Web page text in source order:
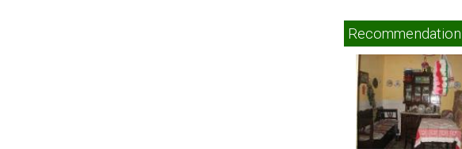
Recommendation